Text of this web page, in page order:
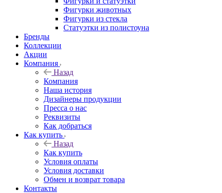
Фигурки животных
Фигурки из стекла
Статуэтки из полистоуна
Бренды
Коллекции
Акции
Компания
Назад
Компания
Наша история
Дизайнеры продукции
Пресса о нас
Реквизиты
Как добраться
Как купить
Назад
Как купить
Условия оплаты
Условия доставки
Обмен и возврат товара
Контакты